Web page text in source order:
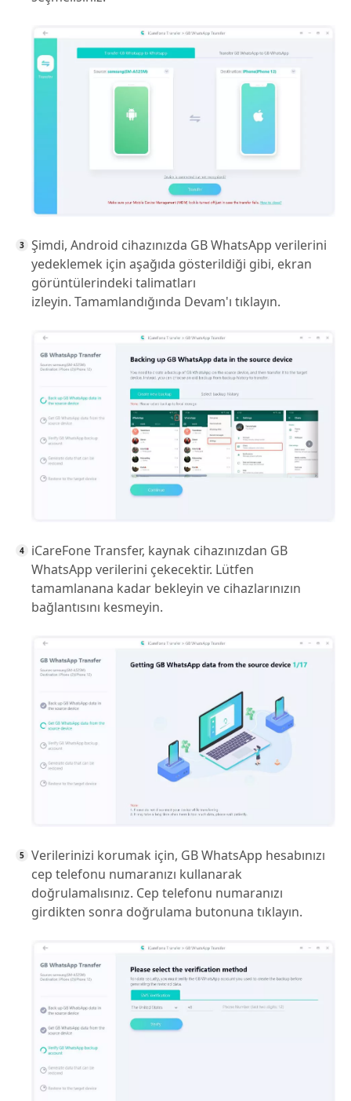
Şimdi, Android cihazınızda GB WhatsApp verilerini
yedeklemek için aşağıda gösterildiği gibi, ekran
görüntülerindeki talimatları
izleyin. Tamamlandığında Devam'ı tıklayın.
iCareFone Transfer, kaynak cihazınızdan GB
WhatsApp verilerini çekecektir. Lütfen
tamamlanana kadar bekleyin ve cihazlarınızın
bağlantısını kesmeyin.
Verilerinizi korumak için, GB WhatsApp hesabınızı
cep telefonu numaranızı kullanarak
doğrulamalısınız. Cep telefonu numaranızı
girdikten sonra doğrulama butonuna tıklayın.